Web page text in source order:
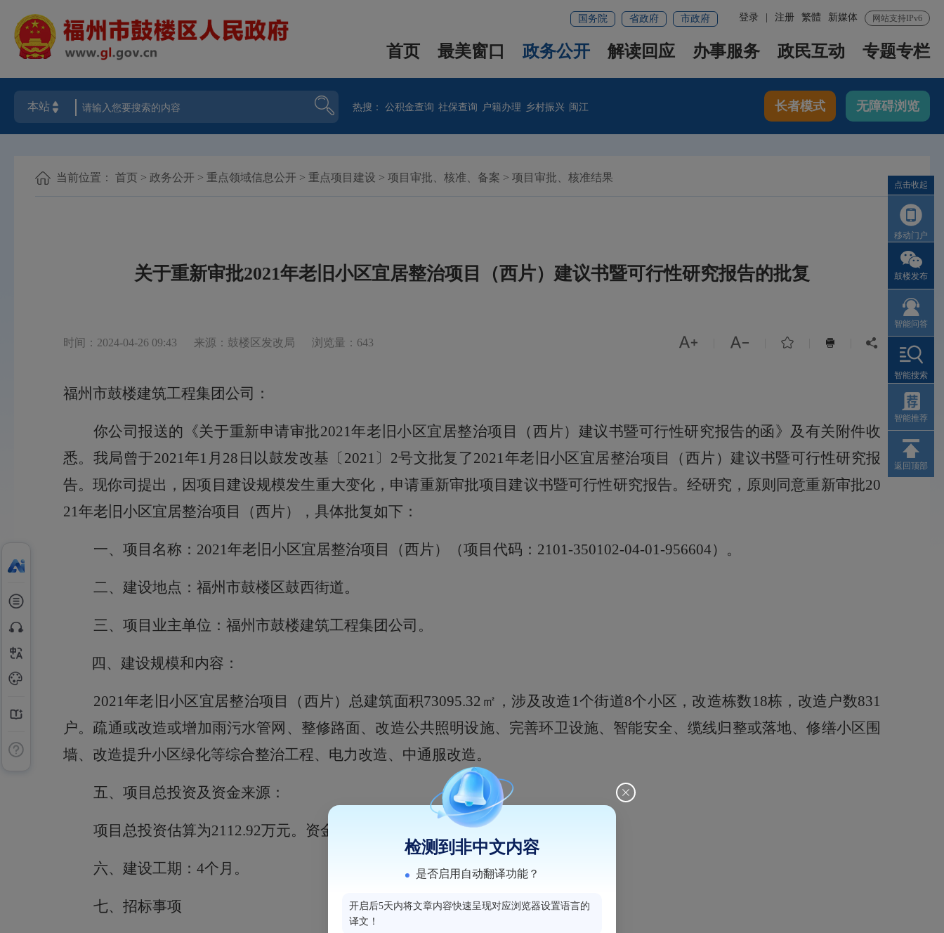
网站支持IPv6
新媒体
繁體
登录 注册
国务院 省政府 市政府
首页 最美窗口 政务公开 解读回应 办事服务 政民互动 专题专栏
热搜：公积金查询 社保查询 户籍办理 乡村振兴 闽江 长者模式 无障碍浏览
当前位置： 首页 > 政务公开 > 重点领域信息公开 > 重点项目建设 > 项目审批、核准、备案 > 项目审批、核准结果
关于重新审批2021年老旧小区宜居整治项目（西片）建议书暨可行性研究报告的批复
时间：2024-04-26 09:43 来源：鼓楼区发改局 浏览量：643     
福州市鼓楼建筑工程集团公司 ：
你公司报送的《关于重新申请审批2021年老旧小区宜居整治项目（西片）建议书暨可行性研究报告的函》及有关附件收
悉。我局曾于2021年1月 28 日以鼓发改基 〔 2021 〕 2号文批复了2021年老旧小区宜居整治项目（西片）建议书暨可行性研究报
告。现你司 提出，因项目建设规模发生重大变化，申请重新审批项目 建议书暨可行性研究报告。经研究，原则同意重新审批20
21年老旧小区宜居整治项目（西片）
，具体批复如下：
一、项目名称： 2021年老旧小区宜居整治项目（西片） （项目代码 ： 2101-350102-04-01-956604）。
二、建设地点： 福州市鼓楼区鼓西街道。
三、 项目业主单位： 福州市鼓楼建筑工程集团公司 。
四、建设规模和内容：
2021年老旧小区宜居整治项目（西片）总建筑面积73095.32㎡，涉及改造1个街道8个小区，改造栋数18栋，改造户数831
户。疏通或改造或增加雨污水管网、整修路面、改造公共照明设施、完善环卫设施、智能安全、缆线归整或落地、修缮小区围
墙、改造提升小区绿化等综合整治工程、电力改造、中通服改造。
五、项目总投资及资金来源：
项目总投资估算为2112.92万元。资金筹措方案为：建设资金由财政统筹安排。
六、建设工期： 4个月。
七、招标事项
点击收起
移动门户
鼓楼发布
智能问答
智能搜索
智能推荐
返回顶部
检测到非中文内容
是否启用自动翻译功能？
开启后5天内将文章内容快速呈现对应浏览器设置语言的
译文！